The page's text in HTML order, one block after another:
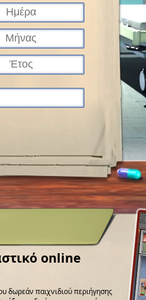
online
δωρεάν παιχνιδιού περιήγησης